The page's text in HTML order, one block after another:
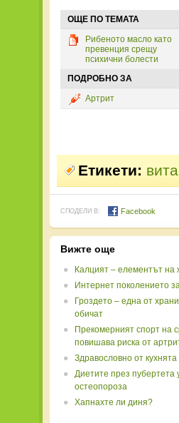
ОЩЕ ПО ТЕМАТА
Рибеното масло като
превенция срещу
психични болести
ПОДРОБНО ЗА
Артрит
Етикети:
СПОДЕЛИ В: Facebook
Вижте още
Калцият – елементът на
Интернет поколението
Гроздето – една от
обичат
Прекомерният спорт на
повишава риска от
Здравословно от кухнята
Диетите през пубертета
остеопороза
Хапнахте ли диня?